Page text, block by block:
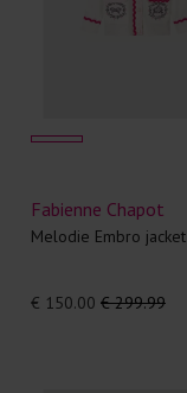
Fabienne Chapot
Melodie Embro jacket
€ 150.00 € 299.99